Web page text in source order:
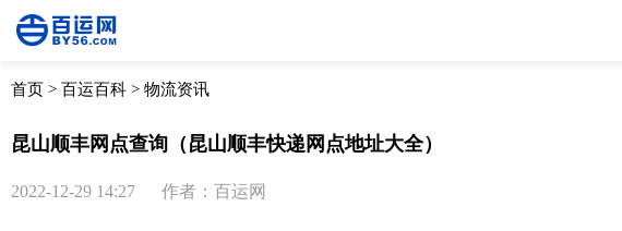
首页 > 百运百科 > 物流资讯
昆山顺丰网点查询（昆山顺丰快递网点地址大全）
2022-12-29 14:27 作者：百运网